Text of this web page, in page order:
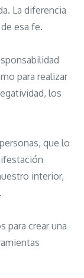
La diferencia
esa fe.
para realizar
los
que lo
interior,
para crear una